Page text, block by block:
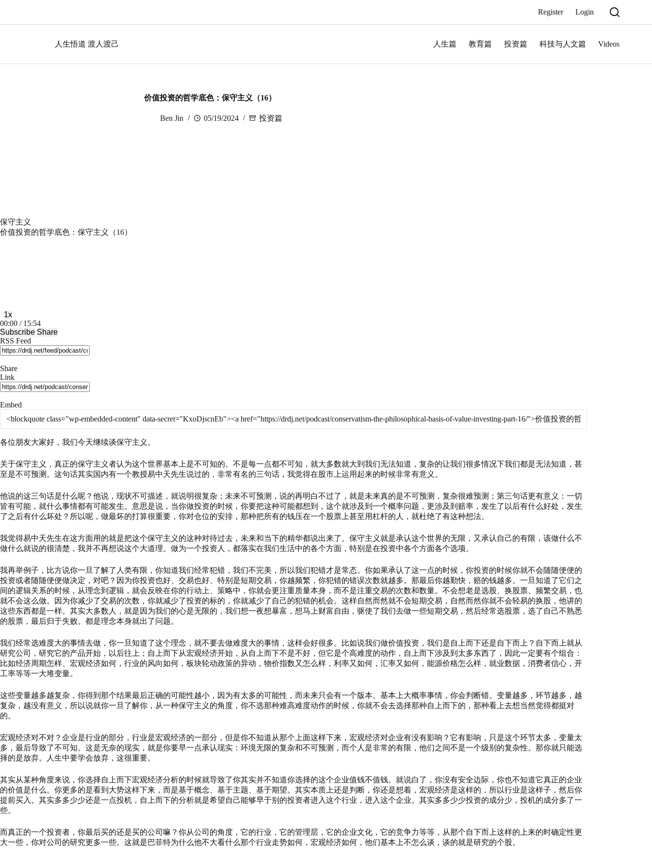
Register Login
人生悟道 渡人渡己 人生篇 教育篇 投资篇 科技与人文篇 Videos
价值投资的哲学底色：保守主义（16）
Ben Jin 05/19/2024 投资篇
保守主义
价值投资的哲学底色：保守主义（16）
Mute/Unmute
Episode
Rewind
10
Seconds
1x
Fast
Forward
30
seconds
00:00 / 15:54
Subscribe Share
RSS Feed
Share
Link
Embed
各位朋友大家好，我们今天继续谈保守主义。
关于保守主义，真正的保守主义者认为这个世界基本上是不可知的。不是每一点都不可知，就大多数就大到我们无法知道，复杂的让我们很多情况下我们都是无法知道，甚
至是不可预测。这句话其实国内有一个教授易中天先生说过的，非常有名的三句话，我觉得在股市上运用起来的时候非常有意义。
他说的这三句话是什么呢？他说，现状不可描述，就说明很复杂；未来不可预测，说的再明白不过了，就是未来真的是不可预测，复杂很难预测；第三句话更有意义：一切
皆有可能，就什么事情都有可能发生。意思是说，当你做投资的时候，你要把这种可能都想到，这个就涉及到一个概率问题，更涉及到赔率，发生了以后有什么好处，发生
了之后有什么坏处？所以呢，做最坏的打算很重要，你对仓位的安排，那种把所有的钱压在一个股票上甚至用杠杆的人，就杜绝了有这种想法。
我觉得易中天先生在这方面用的就是把这个保守主义的这种对待过去，未来和当下的精华都说出来了。保守主义就是承认这个世界的无限，又承认自己的有限，该做什么不
做什么就说的很清楚，我并不再想说这个大道理。做为一个投资人，都落实在我们生活中的各个方面，特别是在投资中各个方面各个选项。
我再举例子，比方说你一旦了解了人类有限，你知道我们经常犯错，我们不完美，所以我们犯错才是常态。你如果承认了这一点的时候，你投资的时候你就不会随随便便的
投资或者随随便便做决定，对吧？因为你投资也好、交易也好、特别是短期交易，你越频繁，你犯错的错误次数就越多。那最后你越勤快，赔的钱越多。一旦知道了它们之
间的逻辑关系的时候，从理念到逻辑，就会反映在你的行动上、策略中，你就会更注重质量本身，而不是注重交易的次数和数量。不会想老是选股、换股票、频繁交易，也
就不会这么做。因为你减少了交易的次数，你就减少了投资的标的，你就减少了自己的犯错的机会。这样自然而然就不会短期交易，自然而然你就不会轻易的换股，他讲的
这些东西都是一样。其实大多数人，就是因为我们的心是无限的，我们想一夜想暴富，想马上财富自由，驱使了我们去做一些短期交易，然后经常选股票，选了自己不熟悉
的股票，最后归于失败。都是理念本身就出了问题。
我们经常选难度大的事情去做，你一旦知道了这个理念，就不要去做难度大的事情，这样会好很多。比如说我们做价值投资，我们是自上而下还是自下而上？自下而上就从
研究公司，研究它的产品开始，以后往上；自上而下从宏观经济开始，从自上而下不是不好，但它是个高难度的动作，自上而下涉及到太多东西了，因此一定要有个组合：
比如经济周期怎样、宏观经济如何，行业的风向如何，板块轮动政策的异动，物价指数又怎么样，利率又如何，汇率又如何，能源价格怎么样，就业数据，消费者信心，开
工率等等一大堆变量。
这些变量越多越复杂，你得到那个结果最后正确的可能性越小，因为有太多的可能性，而未来只会有一个版本。基本上大概率事情，你会判断错。变量越多，环节越多，越
复杂，越没有意义，所以说就你一旦了解你，从一种保守主义的角度，你不选那种难高难度动作的时候，你就不会去选择那种自上而下的，那种看上去想当然觉得都挺对
的。
宏观经济对不对？企业是行业的部分，行业是宏观经济的一部分，但是你不知道从那个上面这样下来，宏观经济对企业有没有影响？它有影响，只是这个环节太多，变量太
多，最后导致了不可知。这是无奈的现实，就是你要早一点承认现实：环境无限的复杂和不可预测，而个人是非常的有限，他们之间不是一个级别的复杂性。那你就只能选
择的是放弃。人生中要学会放弃，这很重要。
其实从某种角度来说，你选择自上而下宏观经济分析的时候就导致了你其实并不知道你选择的这个企业值钱不值钱。就说白了，你没有安全边际，你也不知道它真正的企业
的价值是什么。你更多的是看到大势这样下来，而是基于概念、基于主题、基于期望。其实本质上还是判断，你还是想着，宏观经济是这样的，所以行业是这样子，然后你
提前买入。其实多多少少还是一点投机，自上而下的分析就是希望自己能够早于别的投资者进入这个行业，进入这个企业。其实多多少少投资的成分少，投机的成分多了一
些。
而真正的一个投资者，你最后买的还是买的公司嘛？你从公司的角度，它的行业，它的管理层，它的企业文化，它的竞争力等等，从那个自下而上这样的上来的时确定性更
大一些，你对公司的研究更多一些。这就是巴菲特为什么他不大看什么那个行业走势如何，宏观经济如何，他们基本上不怎么谈，谈的就是研究的个股。